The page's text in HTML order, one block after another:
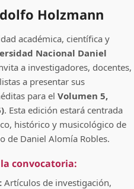
Holzmann
académica, científica y
Nacional Daniel
a investigadores, docentes,
a presentar sus
para el Volumen 5,
. Esta edición estará centrada
histórico y musicológico de
de Daniel Alomía Robles.
convocatoria:
Artículos de investigación,